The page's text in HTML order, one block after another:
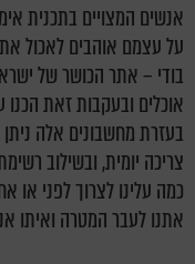
אנשים המצויים בתכנית
על עצמם אוהבים לאכול
בודי – אתר הכושר של
אוכלים ובעקבות זאת הכנו
בעזרת מחשבונים אלה
צריכה יומית, ובשילוב
כמה עלינו לצרוך לפני
אתנו לעבר המטרה ואיתו